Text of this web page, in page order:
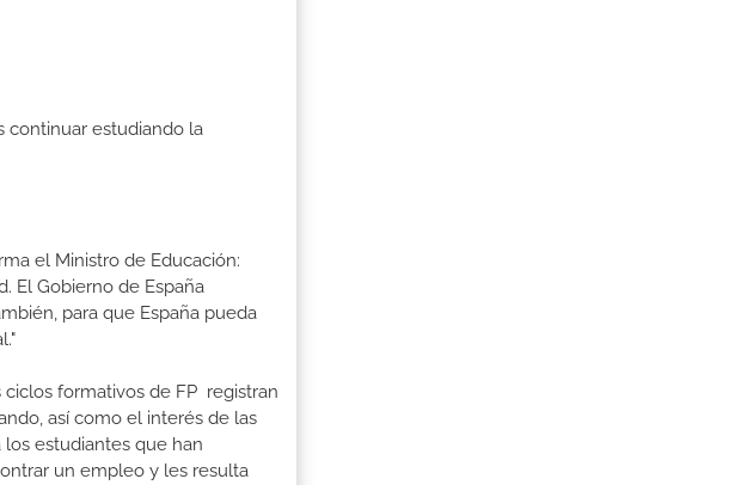
continuar estudiando la
el Ministro de Educación:
El Gobierno de España
para que España pueda
formativos de FP registran
así como el interés de las
los estudiantes que han
un empleo y les resulta